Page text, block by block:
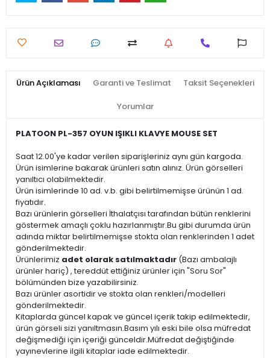
Ürün Açıklaması Garanti ve Teslimat Taksit Seçenekleri
Yorumlar
PLATOON PL-357 OYUN IŞIKLI KLAVYE MOUSE SET
Saat 12.00'ye kadar verilen siparişleriniz aynı gün kargoda.
Ürün isimlerine bakarak ürünleri satın alınız. Ürün görselleri
yanıltıcı olabilmektedir.
Ürün isimlerinde 10 ad. v.b. gibi belirtilmemişse ürünün 1 ad.
fiyatıdır.
Bazı ürünlerin görselleri İthalatçısı tarafından bütün renklerini
göstermek amaçlı çoklu hazırlanmıştır.Bu gibi durumda ürün
adında miktar belirtilmemişse stokta olan renklerinden 1 adet
gönderilmektedir.
Ürünlerimiz adet olarak satılmaktadır (Bazı ambalajlı
ürünler hariç) , tereddüt ettiğiniz ürünler için "Soru Sor"
bölümünden bize yazabilirsiniz.
Bazı ürünler asortidir ve stokta olan renkleri/modelleri
gönderilmektedir.
Kitaplarda güncel kapak ve güncel içerik takip edilmektedir,
ürün görseli sizi yanıltmasın.Basım yılı eski bile olsa müfredat
değişmediği için içeriği günceldir.Müfredat değiştiğinde
yayınevlerine ilgili kitaplar iade edilmektedir.